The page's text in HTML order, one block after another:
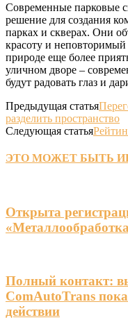
Современные парковые
решение для создания
парках и скверах. Они
красоту и
природе еще более
уличном дворе –
будут радовать глаз и
Предыдущая статья
разделить пространство
Следующая статья
ЭТО МОЖЕТ БЫТЬ
Открыта
Полный контакт:
ComAutoTrans
действии